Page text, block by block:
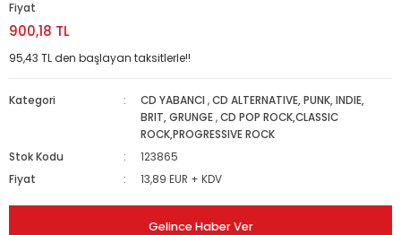
Fiyat
900,18 TL
95,43 TL den başlayan taksitlerle!!
Kategori CD YABANCI ,CD ALTERNATIVE, PUNK, INDIE,
BRIT, GRUNGE ,CD POP ROCK,CLASSIC
ROCK,PROGRESSIVE ROCK
Stok Kodu
123865
Fiyat
13,89 EUR + KDV
Gelince Haber Ver